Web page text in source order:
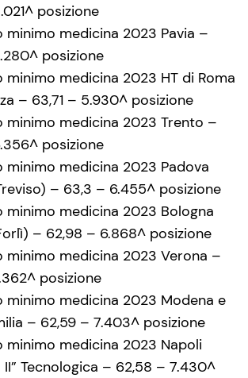
posizione
minimo medicina 2023 Pavia –
posizione
minimo medicina 2023 HT di Roma
– 63,71 – 5.930^ posizione
minimo medicina 2023 Trento –
posizione
minimo medicina 2023 Padova
– 63,3 – 6.455^ posizione
minimo medicina 2023 Bologna
– 62,98 – 6.868^ posizione
minimo medicina 2023 Verona –
posizione
minimo medicina 2023 Modena e
– 62,59 – 7.403^ posizione
minimo medicina 2023 Napoli
II” Tecnologica – 62,58 – 7.430^